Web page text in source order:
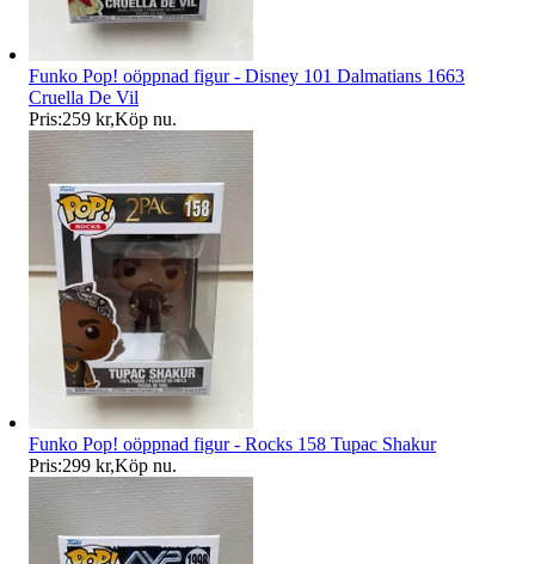
Funko Pop! oöppnad figur - Disney 101 Dalmatians 1663
Cruella De Vil
Pris:259 kr,Köp nu.
Funko Pop! oöppnad figur - Rocks 158 Tupac Shakur
Pris:299 kr,Köp nu.